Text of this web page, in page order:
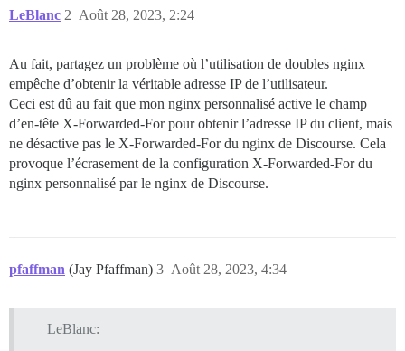
LeBlanc Août 28, 2023, 2:24
2
Au fait, partagez un problème où l’utilisation de doubles nginx
empêche d’obtenir la véritable adresse IP de l’utilisateur.
Ceci est dû au fait que mon nginx personnalisé active le champ
d’en-tête X-Forwarded-For pour obtenir l’adresse IP du client, mais
ne désactive pas le X-Forwarded-For du nginx de Discourse. Cela
provoque l’écrasement de la configuration X-Forwarded-For du
nginx personnalisé par le nginx de Discourse.
pfaffman (Jay Pfaffman) Août 28, 2023, 4:34
3
LeBlanc: